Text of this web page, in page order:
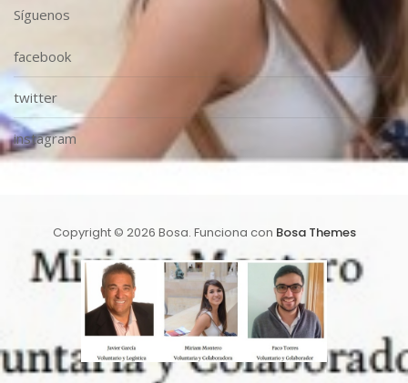
Síguenos
facebook
twitter
instagram
Copyright © 2026 Bosa. Funciona con Bosa Themes